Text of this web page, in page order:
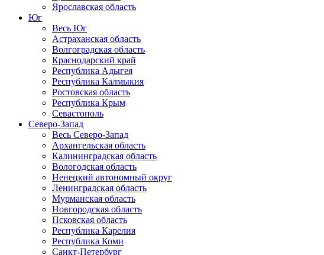
Ярославская область
Юг
Весь Юг
Астраханская область
Волгоградская область
Краснодарский край
Республика Адыгея
Республика Калмыкия
Ростовская область
Республика Крым
Севастополь
Северо-Запад
Весь Северо-Запад
Архангельская область
Калининградская область
Вологодская область
Ненецкий автономный округ
Ленинградская область
Мурманская область
Новгородская область
Псковская область
Республика Карелия
Республика Коми
Санкт-Петербург